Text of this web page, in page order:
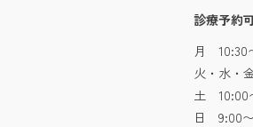
診療予約
月 10:30
火・水・
土 10:00
日 9:00〜